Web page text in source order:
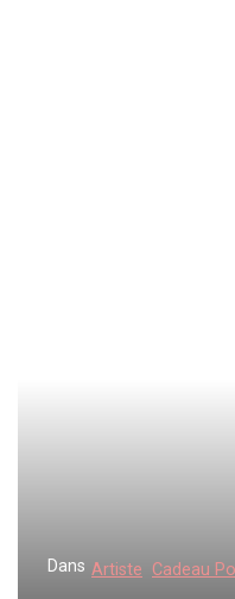
Dans Artiste Cadeau